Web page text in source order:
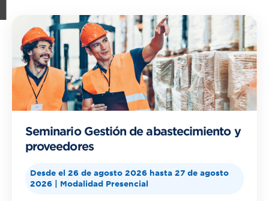
Seminario Gestión de abastecimiento y
proveedores
Desde el 26 de agosto 2026 hasta 27 de agosto
2026 | Modalidad Presencial